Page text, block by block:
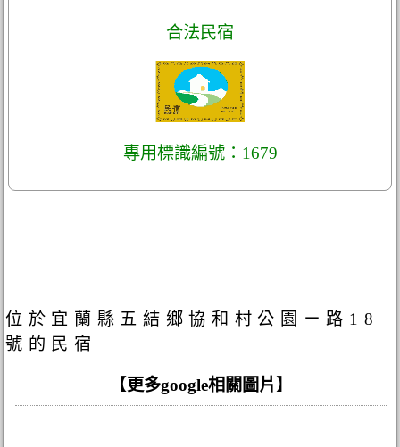
合法民宿
專用標識編號：1679
位於宜蘭縣五結鄉協和村公園ㄧ路18
號的民宿
【更多google相關圖片】